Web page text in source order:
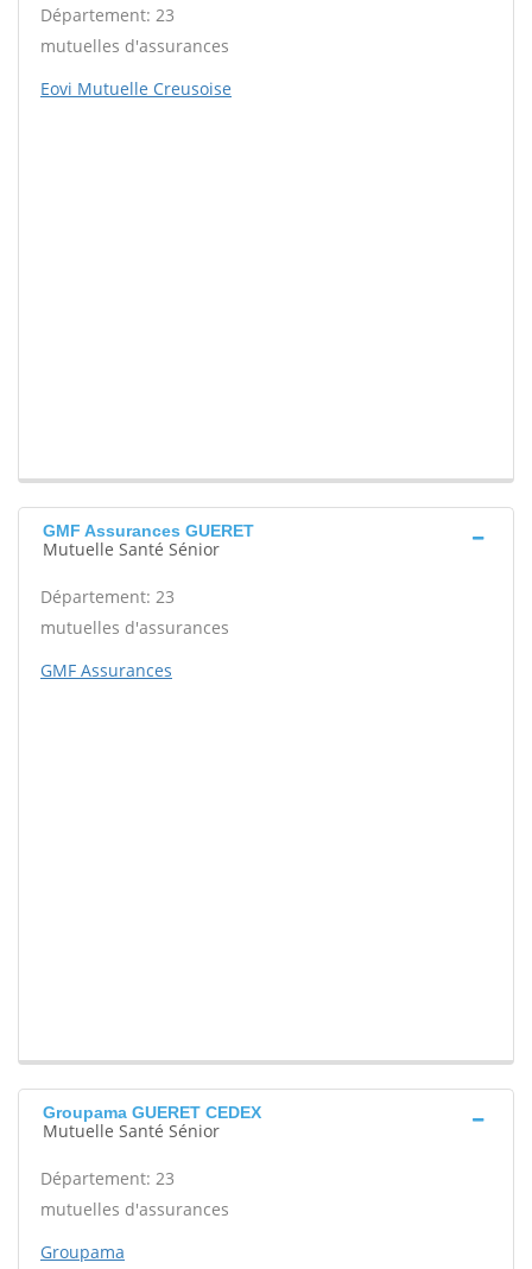
Département: 23
mutuelles d'assurances
Eovi Mutuelle Creusoise
GMF Assurances GUERET
Mutuelle Santé Sénior
Département: 23
mutuelles d'assurances
GMF Assurances
Groupama GUERET CEDEX
Mutuelle Santé Sénior
Département: 23
mutuelles d'assurances
Groupama